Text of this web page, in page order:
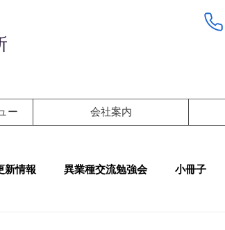
ー 会社案内
新情報 異業種交流勉強会 小冊子